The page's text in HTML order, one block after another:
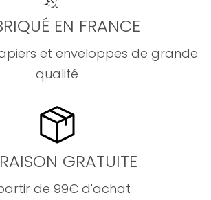
EN FRANCE
et enveloppes de grande
qualité
GRATUITE
de 99€ d'achat